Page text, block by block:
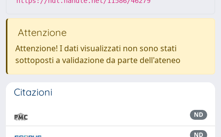
Attenzione
Attenzione! I dati visualizzati non sono stati
sottoposti a validazione da parte dell'ateneo
Citazioni
ND
ND